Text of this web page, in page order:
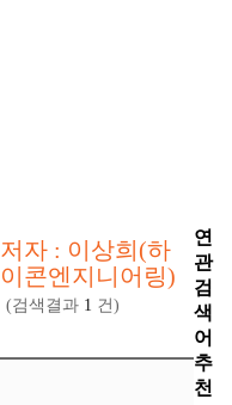
저자 : 이상희(하
이콘엔지니어링)
(검색결과 1 건)
연
관
검
색
어
추
천